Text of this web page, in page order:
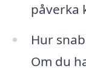
påverka
Hur
Om du